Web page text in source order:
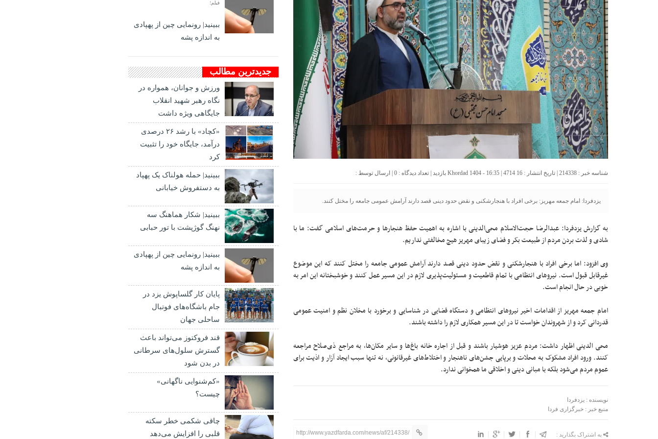
شناسه خبر : 214338 | تاریخ انتشار : 16 Khordad 1404 - 16:35 | 4714 بازدید | تعداد دیدگاه : 0 | ارسال توسط :
یزدفردا: امام جمعه مهریز: برخی افراد با هنجارشکنی و نقض حدود دینی قصد دارند آرامش عمومی جامعه را مختل کنند.
به گزارش یزدفردا: عبدالرضا حجت‌الاسلام محی‌الدینی با اشاره به اهمیت حفظ هنجار‌ها و حرمت‌های اسلامی گفت: ما با
شادی و لذت بردن مردم از طبیعت بکر و فضای زیبای مهریز هیچ مخالفتی نداریم.
وی افزود: اما برخی افراد با هنجارشکنی و نقض حدود دینی قصد دارند آرامش عمومی جامعه را مختل کنند که این موضوع
غیرقابل قبول است. نیرو‌های انتظامی با تمام قاطعیت و مسئولیت‌پذیری لازم در این مسیر عمل کنند و خوشبختانه این امر به
خوبی در حال انجام است.
امام جمعه مهریز از اقدامات اخیر نیرو‌های انتظامی و دستگاه قضایی در شناسایی و برخورد با مخلان نظم و امنیت عمومی
قدردانی کرد و از شهروندان خواست تا در این مسیر همکاری لازم را داشته باشند.
محی الدینی اظهار داشت: مردم عزیز هوشیار باشند و قبل از اجاره خانه باغ‌ها و سایر مکان‌ها، به مراجع ذی‌صلاح مراجعه
کنند. ورود افراد مشکوک به محلات و برپایی جشن‌های ناهنجار و اختلاط‌های غیرقانونی، نه تنها سبب ایجاد آزار و اذیت برای
عموم مردم می‌شود بلکه با مبانی دینی و اخلاقی ما همخوانی ندارد.
نویسنده : یزدفردا
منبع خبر : خبرگزاری فردا
به اشتراک بگذارید : http://www.yazdfarda.com/news/af/214338/
فیلم؛
ببینید| رونمایی چین از پهپادی
به اندازه پشه
جدیدترین مطالب
ورزش و جوانان، همواره در
نگاه رهبر شهید انقلاب
جایگاهی ویژه داشت
«کچاد» با رشد ۲۶ درصدی
درآمد، جایگاه خود را تثبیت
کرد
ببینید| حمله هولناک یک پهپاد
به دستفروش خیابانی
ببینید| شکار هماهنگ سه
نهنگ گوژپشت با تور حبابی
ببینید| رونمایی چین از پهپادی
به اندازه پشه
پایان کار گلساپوش یزد در
جام باشگاه‌های فوتبال
ساحلی جهان
قند فروکتوز می‌تواند باعث
گسترش سلول‌های سرطانی
در بدن شود
«کم‌شنوایی ناگهانی»
چیست؟
چاقی شکمی خطر سکته
قلبی را افزایش می‌دهد